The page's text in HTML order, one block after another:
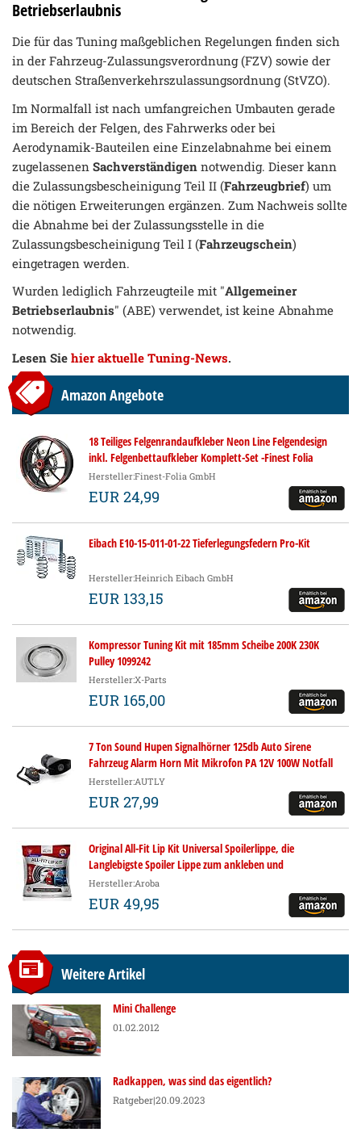
Betriebserlaubnis
Die für das Tuning maßgeblichen Regelungen finden sich
in der Fahrzeug-Zulassungsverordnung (FZV) sowie der
deutschen Straßenverkehrszulassungsordnung (StVZO).
Im Normalfall ist nach umfangreichen Umbauten gerade
im Bereich der Felgen, des Fahrwerks oder bei
Aerodynamik-Bauteilen eine Einzelabnahme bei einem
zugelassenen Sachverständigen notwendig. Dieser kann
die Zulassungsbescheinigung Teil II (Fahrzeugbrief) um
die nötigen Erweiterungen ergänzen. Zum Nachweis sollte
die Abnahme bei der Zulassungsstelle in die
Zulassungsbescheinigung Teil I (Fahrzeugschein)
eingetragen werden.
Wurden lediglich Fahrzeugteile mit "Allgemeiner
Betriebserlaubnis" (ABE) verwendet, ist keine Abnahme
notwendig.
Lesen Sie hier aktuelle Tuning-News.
Amazon Angebote
18 Teiliges Felgenrandaufkleber Neon Line Felgendesign
inkl. Felgenbettaufkleber Komplett-Set -Finest Folia
passend für 17 Zoll & 16" 18" 19" Felgen Motorrad Auto
Fahrrad (Neon Rot, Glanz)
Hersteller:Finest-Folia GmbH
EUR 24,99
Eibach E10-15-011-01-22 Tieferlegungsfedern Pro-Kit
Hersteller:Heinrich Eibach GmbH
EUR 133,15
Kompressor Tuning Kit mit 185mm Scheibe 200K 230K
Pulley 1099242
Hersteller:X-Parts
EUR 165,00
7 Ton Sound Hupen Signalhörner 125db Auto Sirene
Fahrzeug Alarm Horn Mit Mikrofon PA 12V 100W Notfall
Warntöne für Auto Motorrad
Hersteller:AUTLY
EUR 27,99
Original All-Fit Lip Kit Universal Spoilerlippe, die
Langlebigste Spoiler Lippe zum ankleben und
anschrauben, Tuning Frontspoiler, Gummilippe, 3M, 2,7m,
Farbe schwarz Größe small 3,8cm breit
Hersteller:Aroba
EUR 49,95
Weitere Artikel
Mini Challenge
01.02.2012
Radkappen, was sind das eigentlich?
Ratgeber|20.09.2023